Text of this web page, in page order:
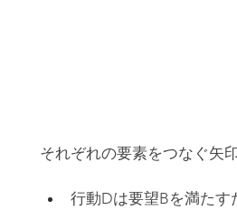
それぞれの要素をつなぐ矢
行動Dは要望Bを満たす